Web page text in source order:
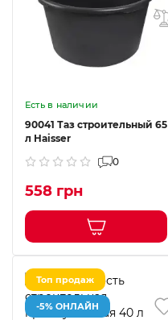
Есть в наличии
90041 Таз строительный 65
л Haisser
0
558 грн
Топ продаж
-5% ОНЛАЙН